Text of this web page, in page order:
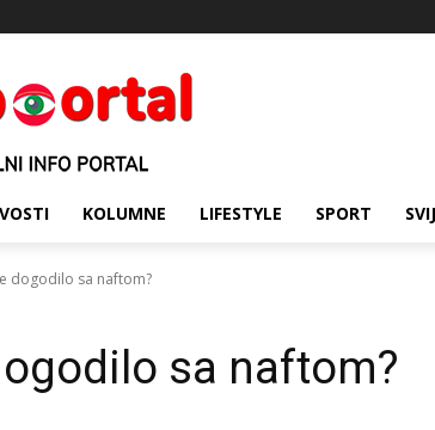
KOLUMNE LIFESTYLE SPORT
dogodilo sa naftom?
sa naftom?